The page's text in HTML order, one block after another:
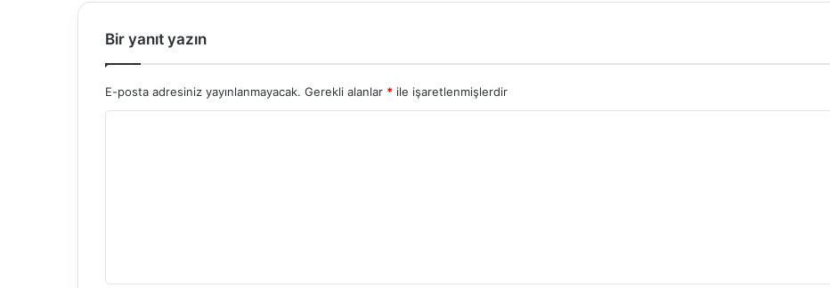
Bir yanıt yazın
E-posta adresiniz yayınlanmayacak. Gerekli alanlar * ile işaretlenmişlerdir